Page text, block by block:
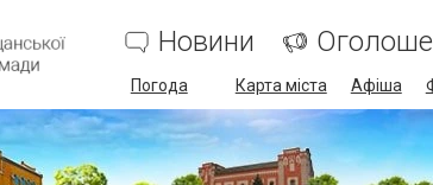
Новини
Погода Карта міста Афіша